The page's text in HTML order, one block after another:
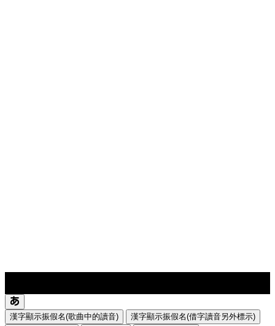
漢字顯示振假名(歌曲中的讀音)
漢字顯示振假名(借字讀音另外標示)